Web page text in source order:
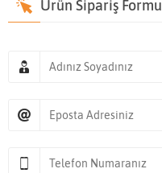
Ürün Sipariş Formu